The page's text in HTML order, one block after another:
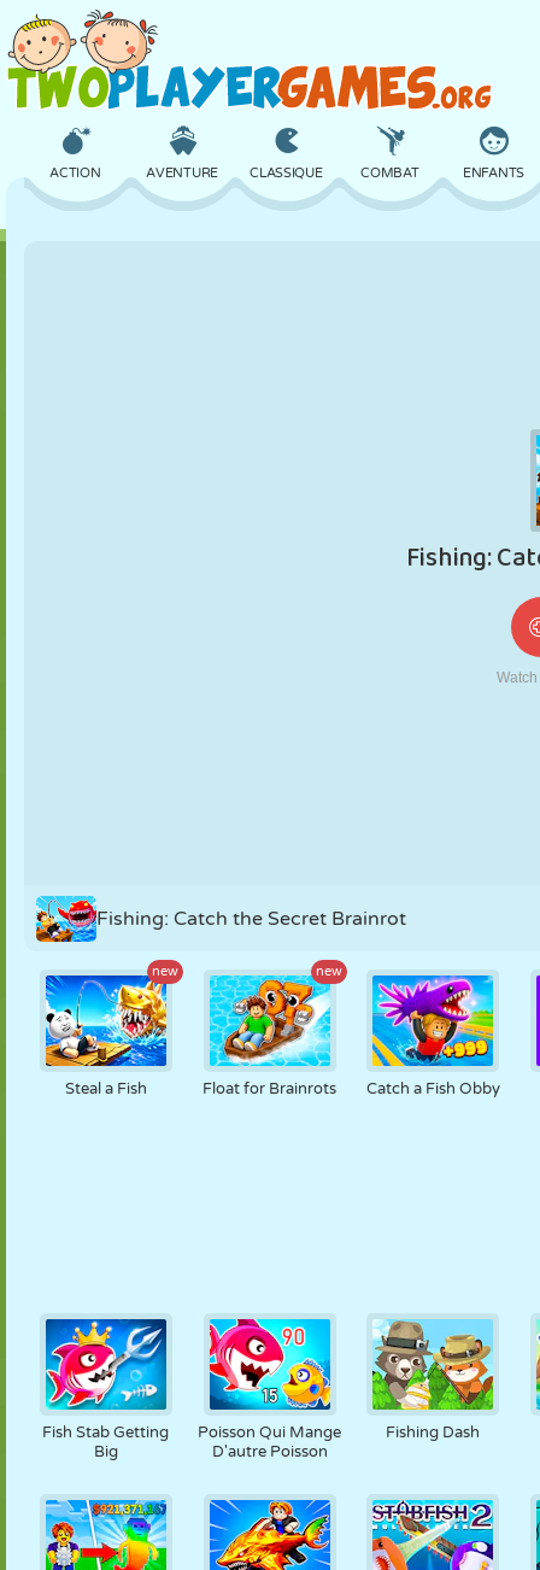
ACTION AVENTURE CLASSIQUE COMBAT ENFANTS
RÉTRO ROBOT
Fishing: Catch the Secret Brainrot
new
Steal a Fish
new
Float for Brainrots Catch a Fish Obby
Fish Stab Getting
Big
Poisson Qui Mange
D'autre Poisson
Fishing Dash